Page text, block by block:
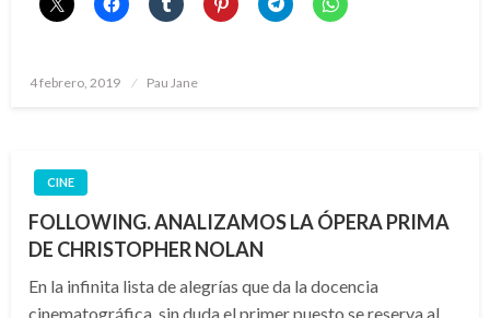
Publicado
4 febrero, 2019 Pau Jane
CINE
FOLLOWING. ANALIZAMOS LA ÓPERA PRIMA
DE CHRISTOPHER NOLAN
En la infinita lista de alegrías que da la docencia
cinematográfica, sin duda el primer puesto se reserva al